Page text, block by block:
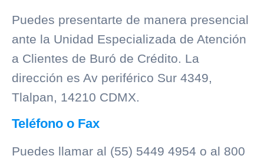
Puedes presentarte de manera presencial
ante la Unidad Especializada de Atención
a Clientes de Buró de Crédito. La
dirección es Av periférico Sur 4349,
Tlalpan, 14210 CDMX.
Teléfono o Fax
Puedes llamar al (55) 5449 4954 o al 800